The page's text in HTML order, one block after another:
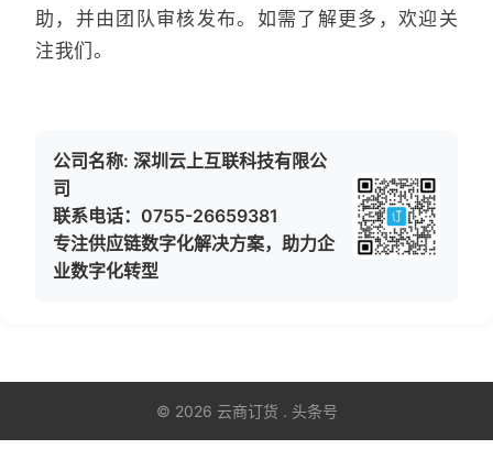
助，并由团队审核发布。如需了解更多，欢迎关
注我们。
公司名称: 深圳云上互联科技有限公
司
联系电话：0755-26659381
专注供应链数字化解决方案，助力企
业数字化转型
© 2026 云商订货 . 头条号